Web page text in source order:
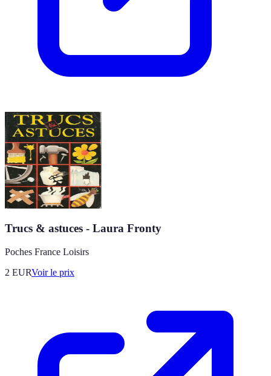
Trucs & astuces - Laura Fronty
Poches France Loisirs
2 EURVoir le prix